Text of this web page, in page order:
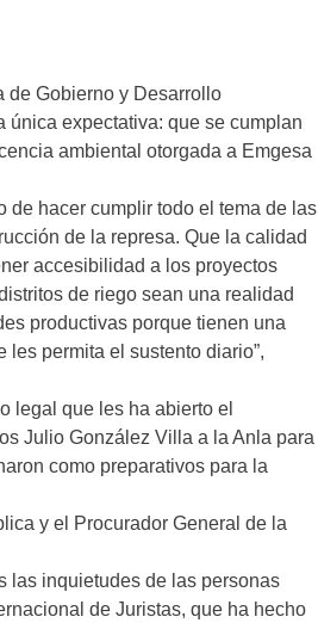
de Gobierno y Desarrollo
expectativa: que se cumplan
ambiental otorgada a Emgesa
de hacer cumplir todo el tema de las
de la represa. Que la calidad
accesibilidad a los proyectos
de riego sean una realidad
productivas porque tienen una
permita el sustento diario”,
legal que les ha abierto el
Julio González Villa a la Anla para
como preparativos para la
y el Procurador General de la
las inquietudes de las personas
de Juristas, que ha hecho